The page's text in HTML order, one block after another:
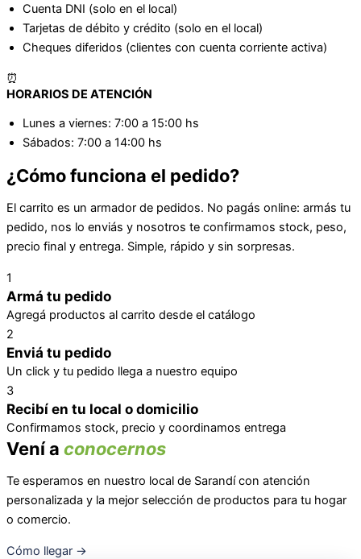
Cuenta DNI (solo en el local)
Tarjetas de débito y crédito (solo en el local)
Cheques diferidos (clientes con cuenta corriente activa)
⏰
HORARIOS DE ATENCIÓN
Lunes a viernes: 7:00 a 15:00 hs
Sábados: 7:00 a 14:00 hs
¿Cómo funciona el pedido?
El carrito es un armador de pedidos. No pagás online: armás tu
pedido, nos lo enviás y nosotros te confirmamos stock, peso,
precio final y entrega. Simple, rápido y sin sorpresas.
1
Armá tu pedido
Agregá productos al carrito desde el catálogo
2
Enviá tu pedido
Un click y tu pedido llega a nuestro equipo
3
Recibí en tu local o domicilio
Confirmamos stock, precio y coordinamos entrega
Vení a conocernos
Te esperamos en nuestro local de Sarandí con atención
personalizada y la mejor selección de productos para tu hogar
o comercio.
Cómo llegar →